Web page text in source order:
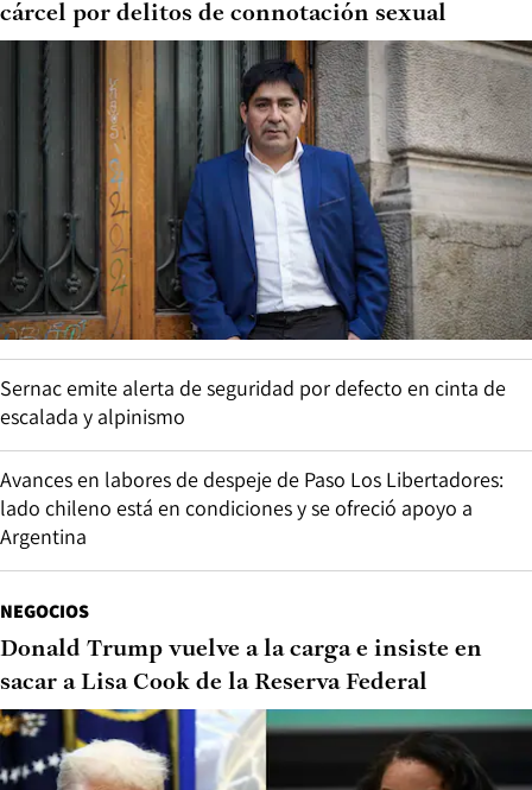
cárcel por delitos de connotación sexual
Sernac emite alerta de seguridad por defecto en cinta de
escalada y alpinismo
Avances en labores de despeje de Paso Los Libertadores:
lado chileno está en condiciones y se ofreció apoyo a
Argentina
NEGOCIOS
Donald Trump vuelve a la carga e insiste en
sacar a Lisa Cook de la Reserva Federal